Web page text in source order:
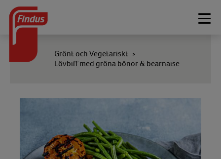
Grönt och Vegetariskt >
Lövbiff med gröna bönor & bearnaise